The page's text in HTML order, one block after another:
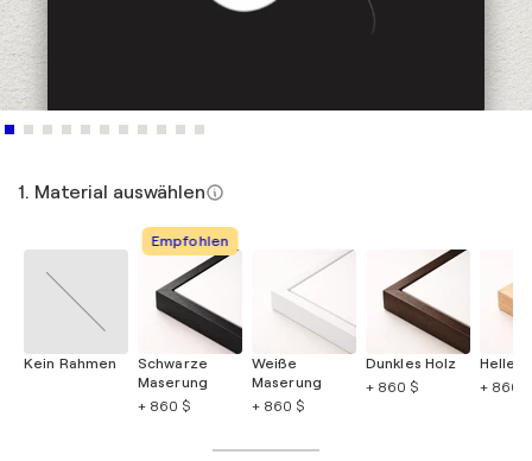
1. Material auswählen
Kein Rahmen
Empfohlen
Schwarze
Maserung
+ 860 $
Weiße
Maserung
+ 860 $
Dunkles Holz
+ 860 $
Helles
+ 860 $